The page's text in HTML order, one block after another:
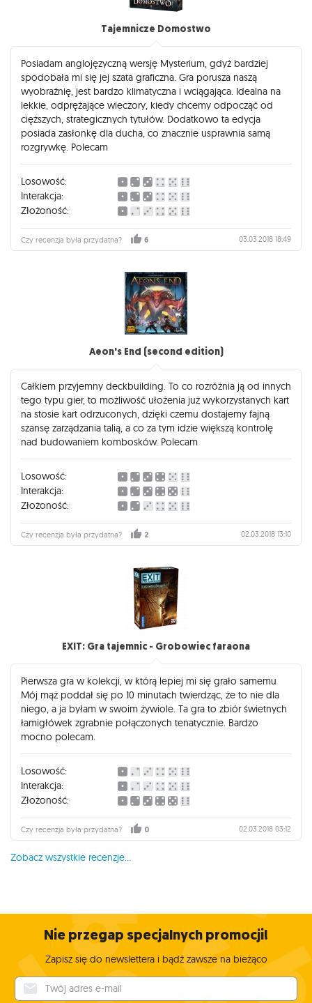
Tajemnicze Domostwo
Posiadam anglojęzyczną wersję Mysterium, gdyż bardziej
spodobała mi się jej szata graficzna. Gra porusza naszą
wyobraźnię, jest bardzo klimatyczna i wciągająca. Idealna na
lekkie, odprężające wieczory, kiedy chcemy odpocząć od
cięższych, strategicznych tytułów. Dodatkowo ta edycja
posiada zasłonkę dla ducha, co znacznie usprawnia samą
rozgrywkę. Polecam
Losowość:
Interakcja:
Złożoność:
Czy recenzja była przydatna? 6 03.03.2018 18:49
Aeon's End (second edition)
Całkiem przyjemny deckbuilding. To co rozróżnia ją od innych
tego typu gier, to możliwość ułożenia już wykorzystanych kart
na stosie kart odrzuconych, dzięki czemu dostajemy fajną
szansę zarządzania talią, a co za tym idzie większą kontrolę
nad budowaniem kombosków. Polecam
Losowość:
Interakcja:
Złożoność:
Czy recenzja była przydatna? 2 02.03.2018 13:10
EXIT: Gra tajemnic - Grobowiec faraona
Pierwsza gra w kolekcji, w którą lepiej mi się grało samemu
Mój mąż poddał się po 10 minutach twierdząc, że to nie dla
niego, a ja byłam w swoim żywiole. Ta gra to zbiór świetnych
łamigłówek zgrabnie połączonych tenatycznie. Bardzo
mocno polecam.
Losowość:
Interakcja:
Złożoność:
Czy recenzja była przydatna? 0 02.03.2018 03:12
Zobacz wszystkie recenzje...
Nie przegap specjalnych promocji!
Zapisz się do newslettera i bądź zawsze na bieżąco